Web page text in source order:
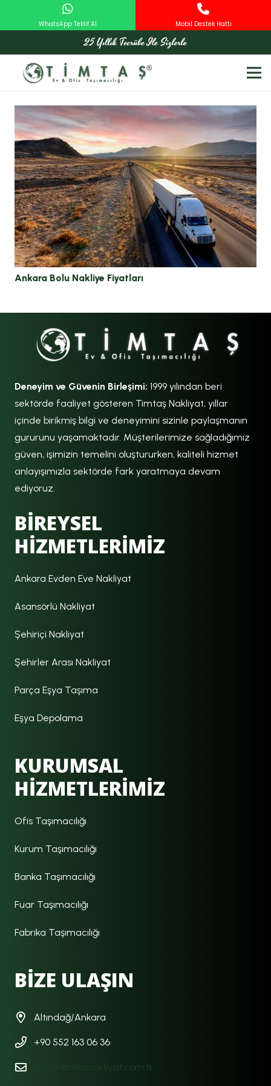
Ankara Bolu Nakliye Fiyatları
Deneyim ve Güvenin Birleşimi: 1999 yılından beri
sektörde faaliyet gösteren Timtaş Nakliyat, yıllar
içinde birikmiş bilgi ve deneyimini sizinle paylaşmanın
gururunu yaşamaktadır. Müşterilerimize sağladığımız
güven, işimizin temelini oluştururken, kaliteli hizmet
anlayışımızla sektörde fark yaratmaya devam
ediyoruz.
BİREYSEL
HİZMETLERİMİZ
Ankara Evden Eve Nakliyat
Asansörlü Nakliyat
Şehiriçi Nakliyat
Şehirler Arası Nakliyat
Parça Eşya Taşıma
Eşya Depolama
KURUMSAL
HİZMETLERİMİZ
Ofis Taşımacılığı
Kurum Taşımacılığı
Banka Taşımacılığı
Fuar Taşımacılığı
Fabrika Taşımacılığı
BİZE ULAŞIN
Altındağ/Ankara
+90 552 163 06 36
bilgi@timtasnakliyat.com.tr
WhatsApp Teklif Al Mobil Destek Hattı